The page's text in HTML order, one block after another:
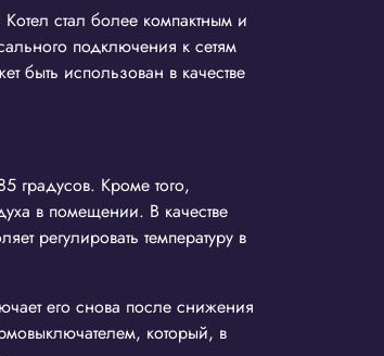
стал более компактным и
подключения к сетям
использован в качестве
градусов. Кроме того,
в помещении. В качестве
регулировать температуру в
его снова после снижения
который, в